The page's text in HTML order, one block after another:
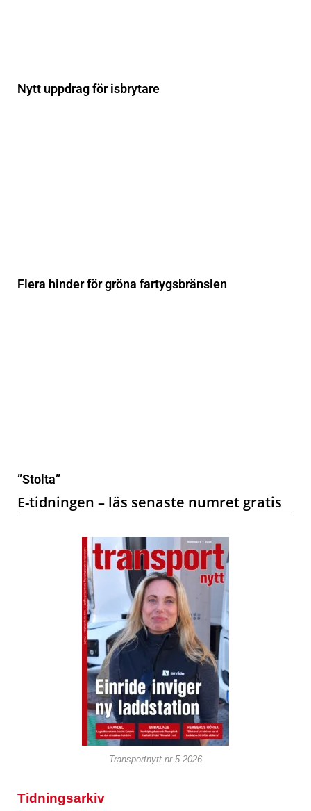
Nytt uppdrag för isbrytare
Flera hinder för gröna fartygsbränslen
”Stolta”
E-tidningen – läs senaste numret gratis
Transportnytt nr 5-2026
Tidningsarkiv